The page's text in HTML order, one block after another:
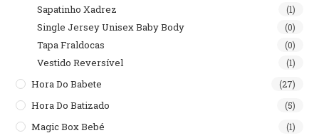
Sapatinho Xadrez (1)
Single Jersey Unisex Baby Body (0)
Tapa Fraldocas (0)
Vestido Reversível (1)
Hora Do Babete (27)
Hora Do Batizado (5)
Magic Box Bebé (1)